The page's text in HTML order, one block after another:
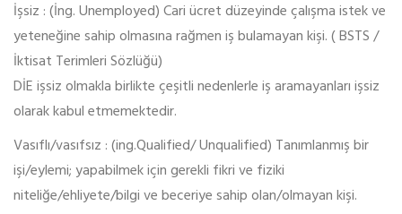
İşsiz : (İng. Unemployed) Cari ücret düzeyinde çalışma istek ve
yeteneğine sahip olmasına rağmen iş bulamayan kişi. ( BSTS /
İktisat Terimleri Sözlüğü)
DİE işsiz olmakla birlikte çeşitli nedenlerle iş aramayanları işsiz
olarak kabul etmemektedir.
Vasıflı/vasıfsız : (ing.Qualified/ Unqualified) Tanımlanmış bir
işi/eylemi; yapabilmek için gerekli fikri ve fiziki
niteliğe/ehliyete/bilgi ve beceriye sahip olan/olmayan kişi.